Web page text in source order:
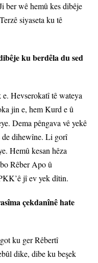
ber wê hemû kes dibêje
siyaseta ku tê
ku berdêla du sed
Hevserokatî tê wateya
jin e, hem Kurd e û
Dema pêngava vê yekê
de dihewîne. Li gorî
Hemû kesan hêza
Rêber Apo û
jî ev yek dîtin.
çekdanînê hate
ku ger Rêbertî
dike, dibe ku beşek